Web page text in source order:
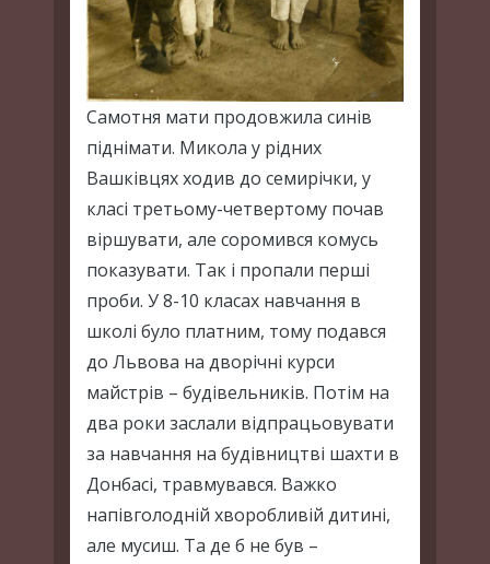
Самотня мати продовжила синів
піднімати. Микола у рідних
Вашківцях ходив до семирічки, у
класі третьому-четвертому почав
віршувати, але соромився комусь
показувати. Так і пропали перші
проби. У 8-10 класах навчання в
школі було платним, тому подався
до Львова на дворічні курси
майстрів – будівельників. Потім на
два роки заслали відпрацьовувати
за навчання на будівництві шахти в
Донбасі, травмувався. Важко
напівголодній хворобливій дитині,
але мусиш. Та де б не був –